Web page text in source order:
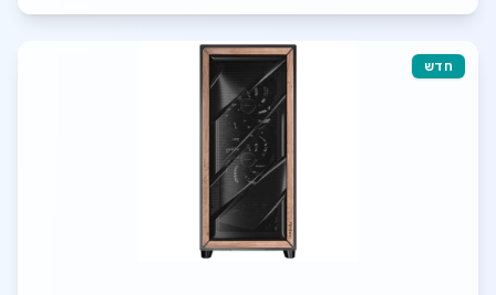
חדש